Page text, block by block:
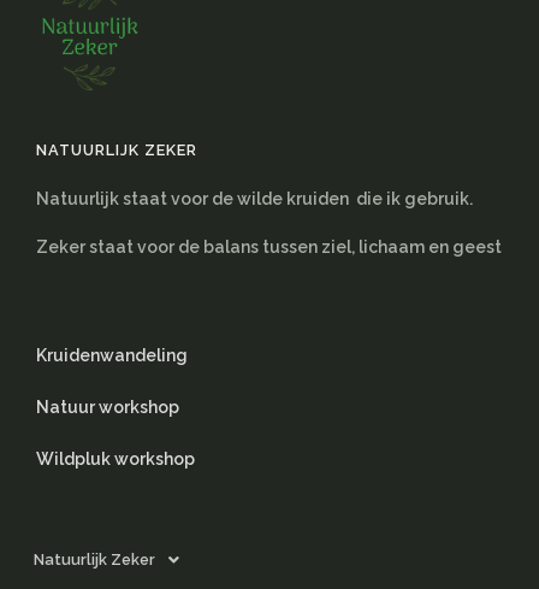
Natuurlijk Zeker
Kruidenwandeling
Natuur workshop
Wildpluk workshop
NATUURLIJK ZEKER
Natuurlijk staat voor de wilde kruiden die ik gebruik.
Zeker staat voor de balans tussen ziel, lichaam en geest